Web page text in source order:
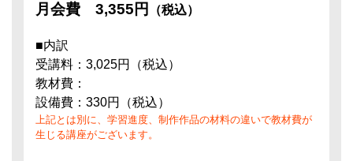
月会費 3,355円 （税込）
■内訳
受講料：3,025円（税込）
教材費：
設備費：330円（税込）
上記とは別に、学習進度、制作作品の材料の違いで教材費が
生じる講座がございます。